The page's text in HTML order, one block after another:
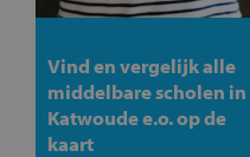
Vind en vergelijk alle
middelbare scholen in
Katwoude e.o. op de
kaart